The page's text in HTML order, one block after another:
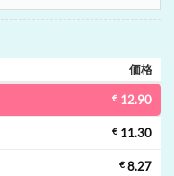
価格
€ 12.90
€ 11.30
€ 8.27